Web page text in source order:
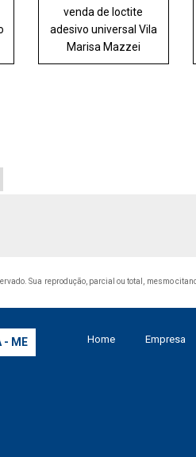
venda de loctite
adesivo universal Vila
Marisa Mazzei
Sua reprodução, parcial ou total, mesmo
- ME Home Empresa